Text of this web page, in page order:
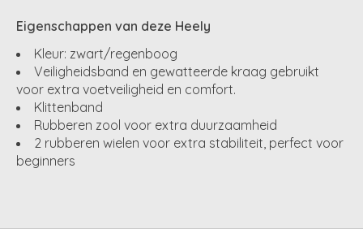
Eigenschappen van deze Heely
Kleur: zwart/regenboog
Veiligheidsband en gewatteerde kraag gebruikt
voor extra voetveiligheid en comfort.
Klittenband
Rubberen zool voor extra duurzaamheid
2 rubberen wielen voor extra stabiliteit, perfect voor
beginners